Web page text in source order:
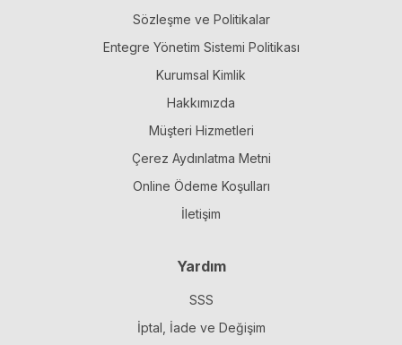
Sözleşme ve Politikalar
Entegre Yönetim Sistemi Politikası
Kurumsal Kimlik
Hakkımızda
Müşteri Hizmetleri
Çerez Aydınlatma Metni
Online Ödeme Koşulları
İletişim
Yardım
SSS
İptal, İade ve Değişim